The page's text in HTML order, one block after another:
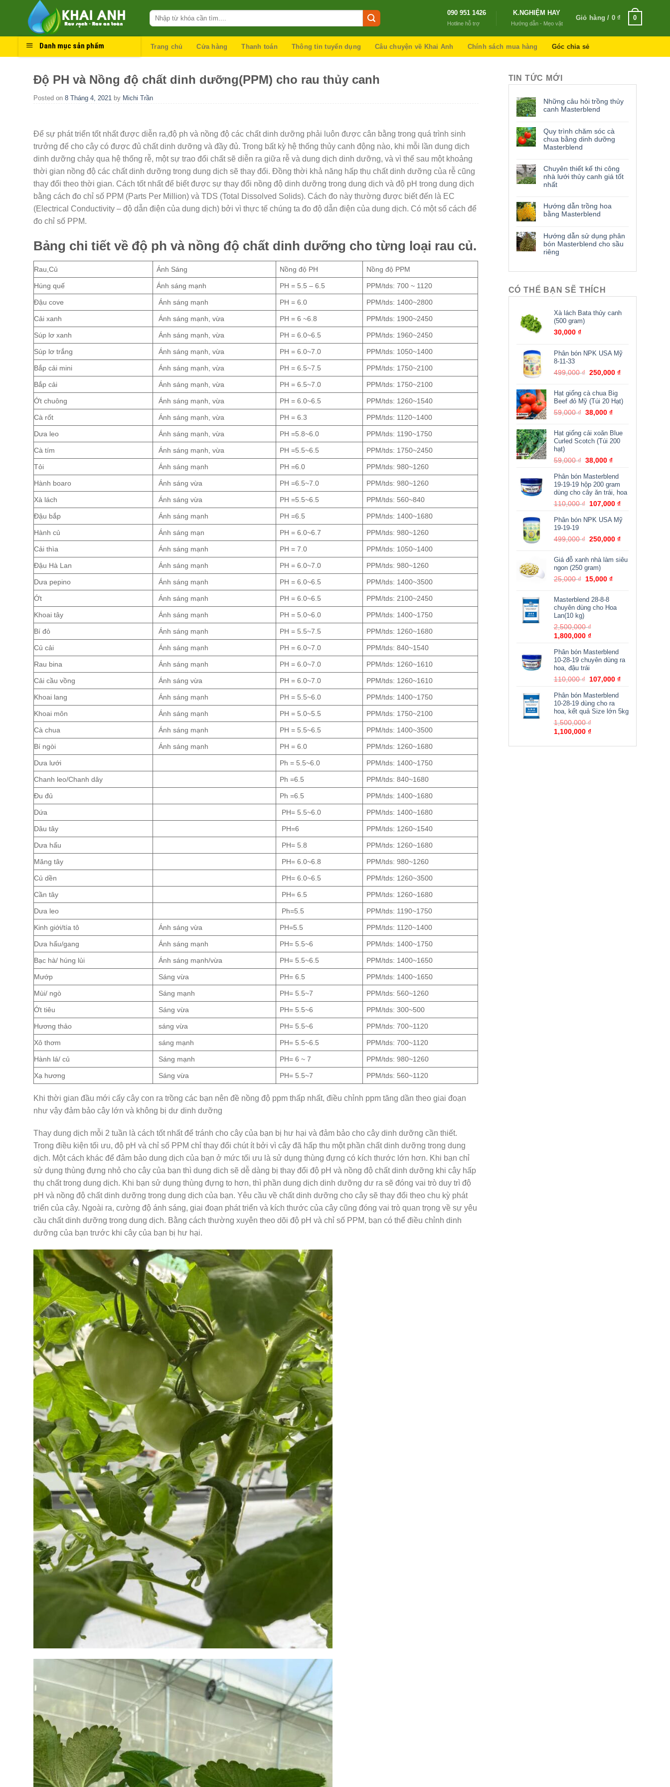
090 951 1426
Hotline hỗ trợ
K.NGHIỆM HAY
Hướng dẫn - Mẹo vặt
Giỏ hàng / 0₫ 0
Danh mục sản phẩm Trang chủ Cửa hàng Thanh toán Thông tin tuyển dụng Câu chuyện về Khai Anh Chính sách mua hàng Góc chia sẻ
Độ PH và Nồng độ chất dinh dưỡng(PPM) cho rau thủy canh
Posted on 8 Tháng 4, 2021 by Michi Trần
Để sự phát triển tốt nhất được diễn ra,độ ph và nồng độ các chất dinh dưỡng phải luôn được cân bằng trong quá trình sinh
trưởng để cho cây có được đủ chất dinh dưỡng và đầy đủ. Trong bất kỳ hệ thống thủy canh động nào, khi mỗi lần dung dịch
dinh dưỡng chảy qua hệ thống rễ, một sự trao đổi chất sẽ diễn ra giữa rễ và dung dịch dinh dưỡng, và vì thế sau một khoảng
thời gian nồng độ các chất dinh dưỡng trong dung dịch sẽ thay đổi. Đồng thời khả năng hấp thụ chất dinh dưỡng của rễ cũng
thay đổi theo thời gian. Cách tốt nhất để biết được sự thay đổi nồng độ dinh dưỡng trong dung dịch và độ pH trong dung dịch
bằng cách đo chỉ số PPM (Parts Per Million) và TDS (Total Dissolved Solids). Cách đo này thường được biết đến là EC
(Electrical Conductivity – độ dẫn điện của dung dịch) bởi vì thực tế chúng ta đo độ dẫn điện của dung dịch. Có một số cách để
đo chỉ số PPM.
Bảng chi tiết về độ ph và nồng độ chất dinh dưỡng cho từng loại rau củ.
Rau,Củ Ánh Sáng Nồng độ PH Nồng độ PPM
Húng quế Ánh sáng mạnh PH = 5.5 – 6.5 PPM/tds: 700 ~ 1120
Đậu cove Ánh sáng mạnh PH = 6.0 PPM/tds: 1400~2800
Cải xanh Ánh sáng mạnh, vừa PH = 6 ~6.8 PPM/tds: 1900~2450
Súp lơ xanh Ánh sáng mạnh, vừa PH = 6.0~6.5 PPM/tds: 1960~2450
Súp lơ trắng Ánh sáng mạnh, vừa PH = 6.0~7.0 PPM/tds: 1050~1400
Bắp cải mini Ánh sáng mạnh, vừa PH = 6.5~7.5 PPM/tds: 1750~2100
Bắp cải Ánh sáng mạnh, vừa PH = 6.5~7.0 PPM/tds: 1750~2100
Ớt chuông Ánh sáng mạnh, vừa PH = 6.0~6.5 PPM/tds: 1260~1540
Cà rốt Ánh sáng mạnh, vừa PH = 6.3 PPM/tds: 1120~1400
Dưa leo Ánh sáng mạnh, vừa PH =5.8~6.0 PPM/tds: 1190~1750
Cà tím Ánh sáng mạnh, vừa PH =5.5~6.5 PPM/tds: 1750~2450
Tỏi Ánh sáng mạnh PH =6.0 PPM/tds: 980~1260
Hành boaro Ánh sáng vừa PH =6.5~7.0 PPM/tds: 980~1260
Xà lách Ánh sáng vừa PH =5.5~6.5 PPM/tds: 560~840
Đậu bắp Ánh sáng mạnh PH =6.5 PPM/tds: 1400~1680
Hành củ Ánh sáng mạn PH = 6.0~6.7 PPM/tds: 980~1260
Cải thìa Ánh sáng mạnh PH = 7.0 PPM/tds: 1050~1400
Đậu Hà Lan Ánh sáng mạnh PH = 6.0~7.0 PPM/tds: 980~1260
Dưa pepino Ánh sáng mạnh PH = 6.0~6.5 PPM/tds: 1400~3500
Ớt Ánh sáng mạnh PH = 6.0~6.5 PPM/tds: 2100~2450
Khoai tây Ánh sáng mạnh PH = 5.0~6.0 PPM/tds: 1400~1750
Bí đỏ Ánh sáng mạnh PH = 5.5~7.5 PPM/tds: 1260~1680
Củ cải Ánh sáng mạnh PH = 6.0~7.0 PPM/tds: 840~1540
Rau bina Ánh sáng mạnh PH = 6.0~7.0 PPM/tds: 1260~1610
Cải cầu vồng Ánh sáng vừa PH = 6.0~7.0 PPM/tds: 1260~1610
Khoai lang Ánh sáng mạnh PH = 5.5~6.0 PPM/tds: 1400~1750
Khoai môn Ánh sáng mạnh PH = 5.0~5.5 PPM/tds: 1750~2100
Cà chua Ánh sáng mạnh PH = 5.5~6.5 PPM/tds: 1400~3500
Bí ngòi Ánh sáng mạnh PH = 6.0 PPM/tds: 1260~1680
Dưa lưới Ph = 5.5~6.0 PPM/tds: 1400~1750
Chanh leo/Chanh dây Ph =6.5 PPM/tds: 840~1680
Đu đủ Ph =6.5 PPM/tds: 1400~1680
Dứa PH= 5.5~6.0 PPM/tds: 1400~1680
Dâu tây PH=6 PPM/tds: 1260~1540
Dưa hấu PH= 5.8 PPM/tds: 1260~1680
Măng tây PH= 6.0~6.8 PPM/tds: 980~1260
Củ dền PH= 6.0~6.5 PPM/tds: 1260~3500
Cần tây PH= 6.5 PPM/tds: 1260~1680
Dưa leo Ph=5.5 PPM/tds: 1190~1750
Kinh giới/tía tô Ánh sáng vừa PH=5.5 PPM/tds: 1120~1400
Dưa hấu/gang Ánh sáng mạnh PH= 5.5~6 PPM/tds: 1400~1750
Bạc hà/ húng lủi Ánh sáng mạnh/vừa PH= 5.5~6.5 PPM/tds: 1400~1650
Mướp Sáng vừa PH= 6.5 PPM/tds: 1400~1650
Mùi/ ngò Sáng mạnh PH= 5.5~7 PPM/tds: 560~1260
Ớt tiêu Sáng vừa PH= 5.5~6 PPM/tds: 300~500
Hương thảo sáng vừa PH= 5.5~6 PPM/tds: 700~1120
Xô thơm sáng mạnh PH= 5.5~6.5 PPM/tds: 700~1120
Hành lá/ củ Sáng mạnh PH= 6 ~ 7 PPM/tds: 980~1260
Xạ hương Sáng vừa PH= 5.5~7 PPM/tds: 560~1120
Khi thời gian đầu mới cấy cây con ra trồng các bạn nên đề nồng độ ppm thấp nhất, điều chỉnh ppm tăng dần theo giai đoạn
như vậy đảm bảo cây lớn và không bị dư dinh dưỡng
Thay dung dịch mỗi 2 tuần là cách tốt nhất để tránh cho cây của bạn bị hư hại và đảm bảo cho cây dinh dưỡng cần thiết.
Trong điều kiện tối ưu, độ pH và chỉ số PPM chỉ thay đổi chút ít bởi vì cây đã hấp thu một phần chất dinh dưỡng trong dung
dịch. Một cách khác để đảm bảo dung dịch của bạn ở mức tối ưu là sử dụng thùng đựng có kích thước lớn hơn. Khi bạn chỉ
sử dụng thùng đựng nhỏ cho cây của bạn thì dung dich sẽ dễ dàng bị thay đổi độ pH và nồng độ chất dinh dưỡng khi cây hấp
thụ chất trong dung dịch. Khi bạn sử dụng thùng đựng to hơn, thì phần dung dịch dinh dưỡng dư ra sẽ đóng vai trò duy trì độ
pH và nồng độ chất dinh dưỡng trong dung dịch của bạn. Yêu cầu về chất dinh dưỡng cho cây sẽ thay đổi theo chu kỳ phát
triển của cây. Ngoài ra, cường độ ánh sáng, giai đoạn phát triển và kích thước của cây cũng đóng vai trò quan trọng về sự yêu
cầu chất dinh dưỡng trong dung dịch. Bằng cách thường xuyên theo dõi độ pH và chỉ số PPM, bạn có thể điều chỉnh dinh
dưỡng của bạn trước khi cây của bạn bị hư hại.
TIN TỨC MỚI
Những câu hỏi trồng thủy
canh Masterblend
Quy trình chăm sóc cà
chua bằng dinh dưỡng
Masterblend
Chuyên thiết kế thi công
nhà lưới thủy canh giá tốt
nhất
Hướng dẫn trồng hoa
bằng Masterblend
Hướng dẫn sử dụng phân
bón Masterblend cho sầu
riêng
CÓ THỂ BẠN SẼ THÍCH
Xà lách Bata thủy canh
(500 gram)
30,000 ₫
Phân bón NPK USA Mỹ
8-11-33
499,000₫ Giá
là:
499,000 ₫.
250,000 ₫Giá
là:
Hạt giống cà chua Big
Beef đỏ Mỹ (Túi 20 Hạt)
59,000₫ Giá
là:
59,000 ₫.
38,000 ₫Giá
tại
là:
Hạt giống cải xoăn Blue
Curled Scotch (Túi 200
hạt)
59,000₫ Giá
là:
59,000 ₫.
38,000 ₫Giá
tại
là:
38,000 ₫.
Phân bón Masterblend
19-19-19 hộp 200 gram
dùng cho cây ăn trái, hoa
110,000₫ Giá
là:
107,000 ₫Giá
tại
107,000 ₫.
Phân bón NPK USA Mỹ
19-19-19
499,000₫ Giá
là:
499,000 ₫.
250,000 ₫Giá
tại
Giá đỗ xanh nhà làm siêu
ngon (250 gram)
25,000₫ Giá
là:
25,000 ₫.
15,000 ₫Giá
là:
Masterblend 28-8-8
chuyên dùng cho Hoa
Lan(10 kg)
2,500,000₫
2,500,000 ₫.
1,800,000 ₫Giá
tại
là:
Phân bón Masterblend
10-28-19 chuyên dùng ra
hoa, đậu trái
110,000₫ Giá
là:
110,000 ₫.
107,000 ₫Giá
107,000 ₫.
Phân bón Masterblend
10-28-19 dùng cho ra
hoa, kết quả Size lớn 5kg
1,500,000₫
1,500,000 ₫.
1,100,000 ₫Giá
tại